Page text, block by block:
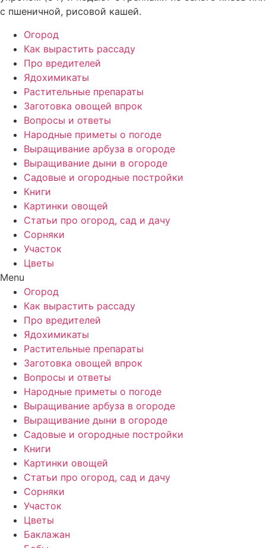
с пшеничной, рисовой кашей.
Огород
Как вырастить рассаду
Про вредителей
Ядохимикаты
Растительные препараты
Заготовка овощей впрок
Вопросы и ответы
Народные приметы о погоде
Выращивание арбуза в огороде
Выращивание дыни в огороде
Садовые и огородные постройки
Книги
Картинки овощей
Статьи про огород, сад и дачу
Сорняки
Участок
Цветы
Menu
Огород
Как вырастить рассаду
Про вредителей
Ядохимикаты
Растительные препараты
Заготовка овощей впрок
Вопросы и ответы
Народные приметы о погоде
Выращивание арбуза в огороде
Выращивание дыни в огороде
Садовые и огородные постройки
Книги
Картинки овощей
Статьи про огород, сад и дачу
Сорняки
Участок
Цветы
Баклажан